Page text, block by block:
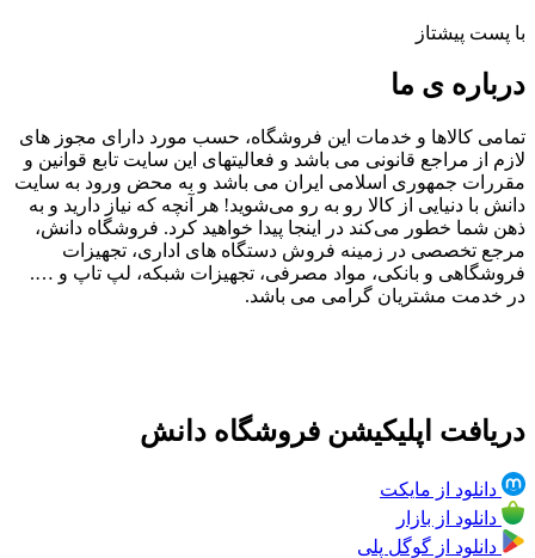
با پست پیشتاز
درباره ی ما
تمامی کالاها و خدمات این فروشگاه، حسب مورد دارای مجوز های
لازم از مراجع قانونی می باشد و فعالیتهای این سایت تابع قوانین و
مقررات جمهوری اسلامی ایران می باشد و به محض ورود به سایت
دانش با دنیایی از کالا رو به رو می‌شوید! هر آنچه که نیاز دارید و به
ذهن شما خطور می‌کند در اینجا پیدا خواهید کرد. فروشگاه دانش،
مرجع تخصصی در زمینه فروش دستگاه های اداری، تجهیزات
فروشگاهی و بانکی، مواد مصرفی، تجهیزات شبکه، لپ تاپ و ….
در خدمت مشتریان گرامی می باشد.
دریافت اپلیکیشن فروشگاه دانش
دانلود از مایکت
دانلود از بازار
دانلود از گوگل پلی